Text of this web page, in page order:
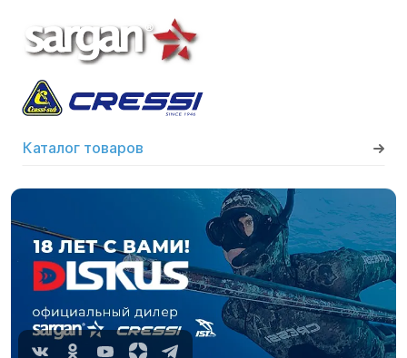
Каталог товаров